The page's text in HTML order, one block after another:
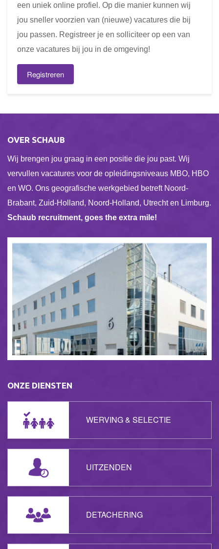
een uniek online profiel. Op die manier kunnen wij
jou sneller voorzien van (nieuwe) vacatures die bij
jou passen. Registreer je en solliciteer op een van
onze vacatures bij jou in de omgeving!
Registreren
OVER SCHAUB
Wij brengen jou graag in een positie die jou past. Wij
vervullen vacatures voor de opleidingsniveaus MBO, HBO
en WO. Ons geografische werkgebied betreft Noord-
Brabant, Zuid-Holland, Noord-Holland, Utrecht en Limburg.
Schaub recruitment, goes the extra mile!
ONZE DIENSTEN
WERVING & SELECTIE
UITZENDEN
DETACHERING